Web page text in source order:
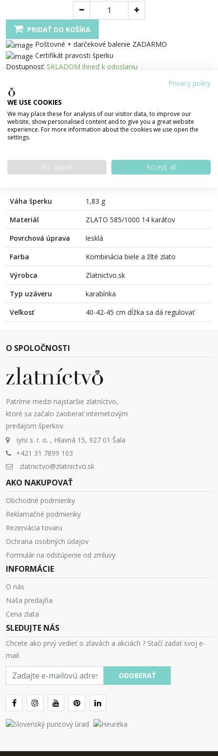
PRIDAŤ DO KOŠÍKA
Poštovné + darčekové balenie ZADARMO
Certifikát pravosti šperku
Dostupnosť: SKLADOM ihneď k odoslaniu
Zdielať
100% bezpečná platba
PODROBNOSTI O PRODUKTE POPIS PRODUKTU
Váha šperku
1,83 g
Materiál
ZLATO 585/1000 14 karátov
Povrchová úprava
lesklá
Farba
Kombinácia biele a žlté zlato
Výrobca
Zlatnictvo.sk
Typ uzáveru
karabínka
Veľkosť
40-42-45 cm dĺžka sa dá regulovať
O SPOLOČNOSTI
Patríme medzi najstaršie zlatníctvo,
ktoré sa začalo zaoberať internetovým
predajom šperkov.
iyisi s. r. o. , Hlavná 15, 927 01 Šala
+421 31 7899 103
zlatnictvo@zlatnictvo.sk
AKO NAKUPOVAŤ
Obchodné podmienky
Reklamačné podmienky
Rezervácia tovaru
Ochrana osobných údajov
Formulár na odstúpenie od zmluvy
INFORMÁCIE
O nás
Naša predajňa
Cena zlata
SLEDUJTE NÁS
Chcete ako prvý vedieť o zľavách a akciách ? Stačí zadať svoj e-
mail.
mail
ODOBERAŤ
Privacy policy
WE USE COOKIES
We may place these for analysis of our visitor data, to improve our
website, show personalised content and to give you a great website
experience. For more information about the cookies we use open the
settings.
No, adjust Accept all